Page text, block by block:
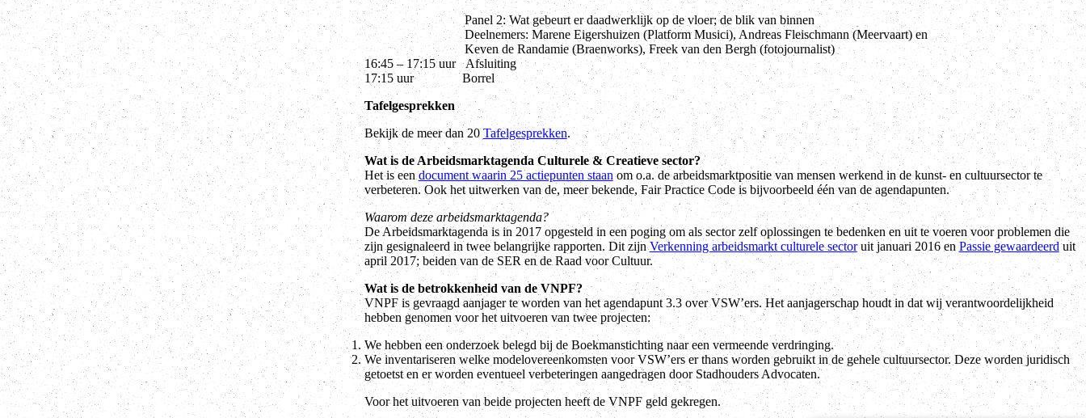
Panel 2: Wat gebeurt er daadwerklijk op de vloer; de blik van binnen
Deelnemers: Marene Eigershuizen (Platform Musici), Andreas Fleischmann (Meervaart) en
Keven de Randamie (Braenworks), Freek van den Bergh (fotojournalist)
16:45 – 17:15 uur Afsluiting
17:15 uur Borrel
Tafelgesprekken
Bekijk de meer dan 20Tafelgesprekken.
Wat is de Arbeidsmarktagenda Culturele & Creatieve sector?
Het is eendocument waarin 25 actiepunten staanom o.a. de arbeidsmarktpositie van mensen werkend in de kunst- en cultuursector te
verbeteren. Ook het uitwerken van de, meer bekende, Fair Practice Code is bijvoorbeeld één van de agendapunten.
Waarom deze arbeidsmarktagenda?
De Arbeidsmarktagenda is in 2017 opgesteld in een poging om als sector zelf oplossingen te bedenken en uit te voeren voor problemen die
zijn gesignaleerd in twee belangrijke rapporten. Dit zijnVerkenning arbeidsmarkt culturele sectoruit januari 2016 en Passie gewaardeerduit
april 2017; beiden van de SER en de Raad voor Cultuur.
Wat is de betrokkenheid van de VNPF?
VNPF is gevraagd aanjager te worden van het agendapunt 3.3 over VSW’ers. Het aanjagerschap houdt in dat wij verantwoordelijkheid
hebben genomen voor het uitvoeren van twee projecten:
We hebben een onderzoek belegd bij de Boekmanstichting naar een vermeende verdringing.
We inventariseren welke modelovereenkomsten voor VSW’ers er thans worden gebruikt in de gehele cultuursector. Deze worden juridisch
getoetst en er worden eventueel verbeteringen aangedragen door Stadhouders Advocaten.
Voor het uitvoeren van beide projecten heeft de VNPF geld gekregen.